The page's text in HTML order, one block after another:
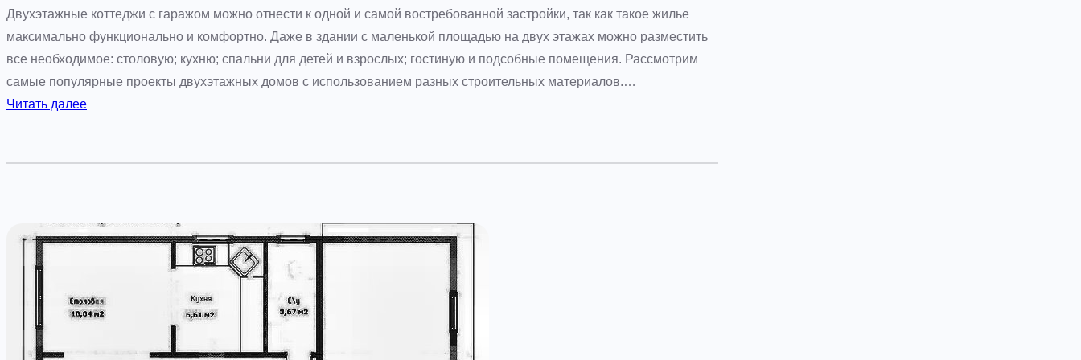
у
з
а
г
д
м
и
Двухэтажные коттеджи с гаражом можно отнести к одной и самой востребованной застройки, так как такое жилье
максимально функционально и комфортно. Даже в здании с маленькой площадью на двух этажах можно разместить
все необходимое: столовую; кухню; спальни для детей и взрослых; гостиную и подсобные помещения. Рассмотрим
самые популярные проекты двухэтажных домов с использованием разных строительных материалов.…
Читать далее:
з
м